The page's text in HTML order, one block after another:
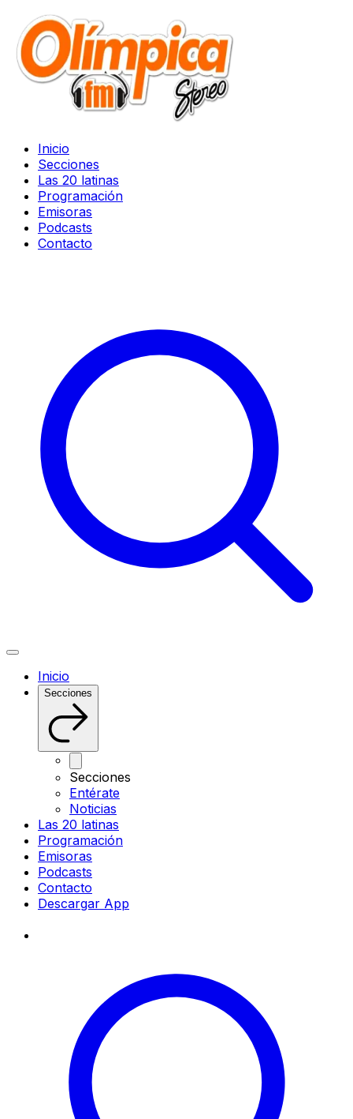
Inicio
Secciones
Las 20 latinas
Programación
Emisoras
Podcasts
Contacto
Inicio
Secciones
Secciones
Entérate
Noticias
Las 20 latinas
Programación
Emisoras
Podcasts
Contacto
Descargar App